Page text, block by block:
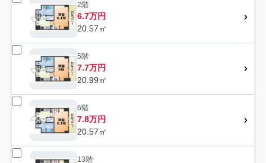
2階
6.7万円
20.57㎡
5階
7.7万円
20.99㎡
6階
7.8万円
20.57㎡
13階